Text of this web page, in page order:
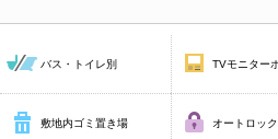
バス・トイレ別 TVモニター
敷地内ゴミ置き場 オートロック